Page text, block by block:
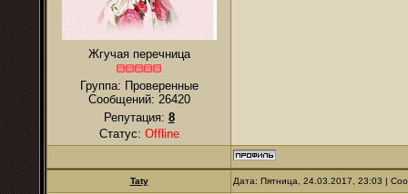
Жгучая перечница
Группа: Проверенные
Сообщений: 26420
Репутация: 8
Статус: Offline
Taty Дата: Пятница, 24.03.2017, 23:03 |